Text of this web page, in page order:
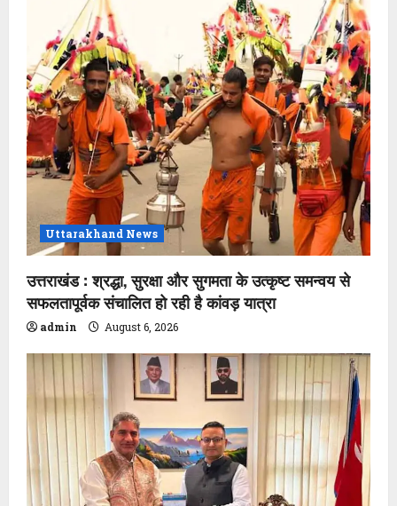
Uttarakhand News
उत्तराखंड : श्रद्धा, सुरक्षा और सुगमता के उत्कृष्ट समन्वय से
सफलतापूर्वक संचालित हो रही है कांवड़ यात्रा
admin August 6, 2026